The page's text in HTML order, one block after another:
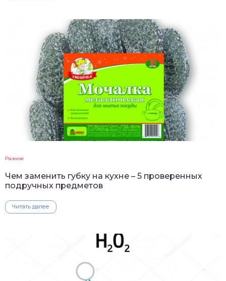
Разное
Чем заменить губку на кухне – 5 проверенных
подручных предметов
Читать далее